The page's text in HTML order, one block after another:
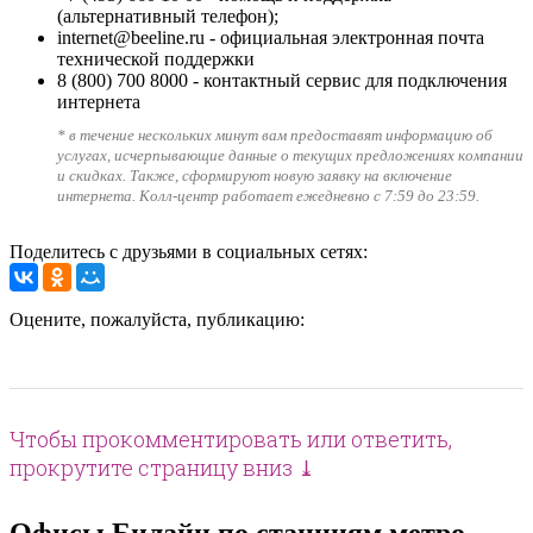
(альтернативный телефон);
internet@beeline.ru - официальная электронная почта
технической поддержки
8 (800) 700 8000 - контактный сервис для подключения
интернета
* в течение нескольких минут вам предоставят информацию об
услугах, исчерпывающие данные о текущих предложениях компании
и скидках. Также, сформируют новую заявку на включение
интернета. Колл-центр работает ежедневно с 7:59 до 23:59.
Поделитесь с друзьями в социальных сетях:
Оцените, пожалуйста, публикацию:
Чтобы прокомментировать или ответить,
прокрутите страницу вниз ⤓